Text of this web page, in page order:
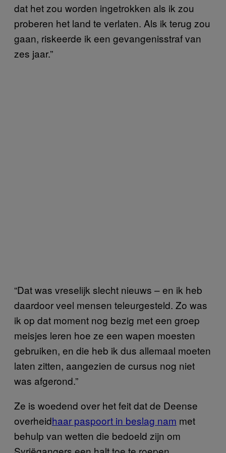
dat het zou worden ingetrokken als ik zou
proberen het land te verlaten. Als ik terug zou
gaan, riskeerde ik een gevangenisstraf van
zes jaar.”
“Dat was vreselijk slecht nieuws – en ik heb
daardoor veel mensen teleurgesteld. Zo was
ik op dat moment nog bezig met een groep
meisjes leren hoe ze een wapen moesten
gebruiken, en die heb ik dus allemaal moeten
laten zitten, aangezien de cursus nog niet
was afgerond.”
Ze is woedend over het feit dat de Deense
overheidhaar paspoort in beslag nam met
behulp van wetten die bedoeld zijn om